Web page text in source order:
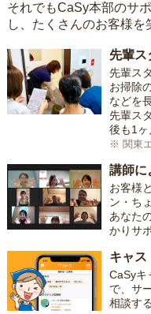
それでもCaSy本部のサ
し、たくさんのお客様を
先輩ス
先輩ス
お掃除
などを
先輩ス
後も1ヶ
※ 関東
講師に
お客様
ン・ち
あなた
かりサ
キャス
CaSyキ
で、サ
相談す